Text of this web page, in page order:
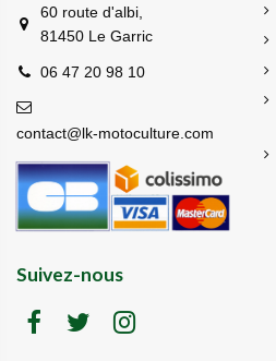
60 route d'albi,
81450 Le Garric
06 47 20 98 10
contact@lk-motoculture.com
Suivez-nous